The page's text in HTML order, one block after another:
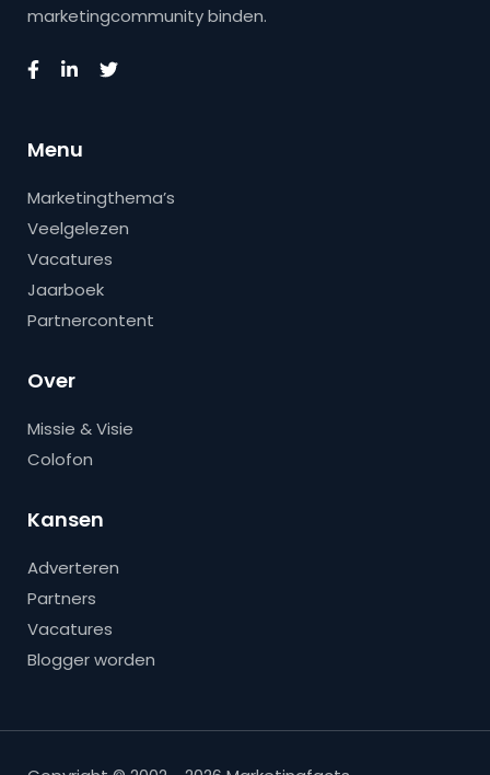
marketingcommunity binden.
Menu
Marketingthema’s
Veelgelezen
Vacatures
Jaarboek
Partnercontent
Over
Missie & Visie
Colofon
Kansen
Adverteren
Partners
Vacatures
Blogger worden